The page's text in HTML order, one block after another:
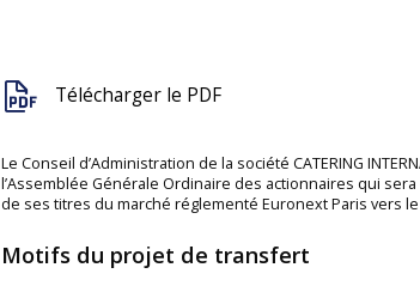
Télécharger le PDF
Le Conseil d’Administration de la société CATERING
l’Assemblée Générale Ordinaire des actionnaires qui
de ses titres du marché réglementé Euronext Paris vers
Motifs du projet de transfert